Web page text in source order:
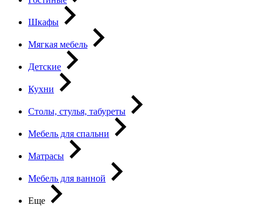
Шкафы
Мягкая мебель
Детские
Кухни
Столы, стулья, табуреты
Мебель для спальни
Матрасы
Мебель для ванной
Еще